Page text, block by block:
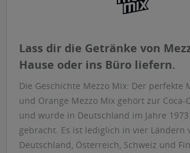
Lass dir die Getränke von
Hause oder ins Büro liefern.
Die Geschichte Mezzo Mix: Der perfekte
und Orange Mezzo Mix gehört zur Coca-
und wurde in Deutschland im Jahre
gebracht. Es ist lediglich in vier Ländern
Deutschland, Österreich, Schweiz und